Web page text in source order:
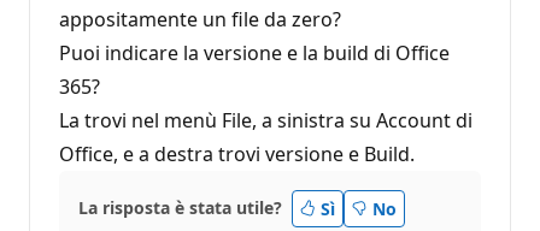
u
a
o
n
e
appositamente un file da zero?
Puoi indicare la versione e la build di Office
365?
La trovi nel menù File, a sinistra su Account di
Office, e a destra trovi versione e Build.
La risposta è stata utile? Sì No